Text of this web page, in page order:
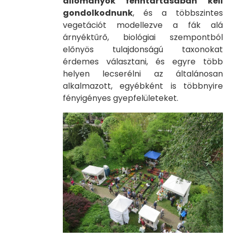
gondolkodnunk, és a többszintes
vegetációt modellezve a fák alá
árnyéktűrő, biológiai szempontból
előnyös tulajdonságú taxonokat
érdemes választani, és egyre több
helyen lecserélni az általánosan
alkalmazott, egyébként is többnyire
fényigényes gyepfelületeket.